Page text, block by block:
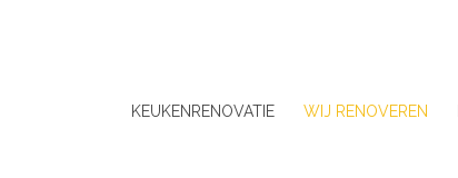
KEUKENRENOVATIE WIJ RENOVEREN